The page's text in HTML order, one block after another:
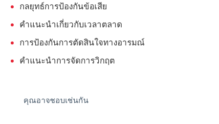
กลยุทธ์การป้องกันข้อเสีย
คำแนะนำเกี่ยวกับเวลาตลาด
การป้องกันการตัดสินใจทางอารมณ์
คำแนะนำการจัดการวิกฤต
คุณอาจชอบเช่นกัน